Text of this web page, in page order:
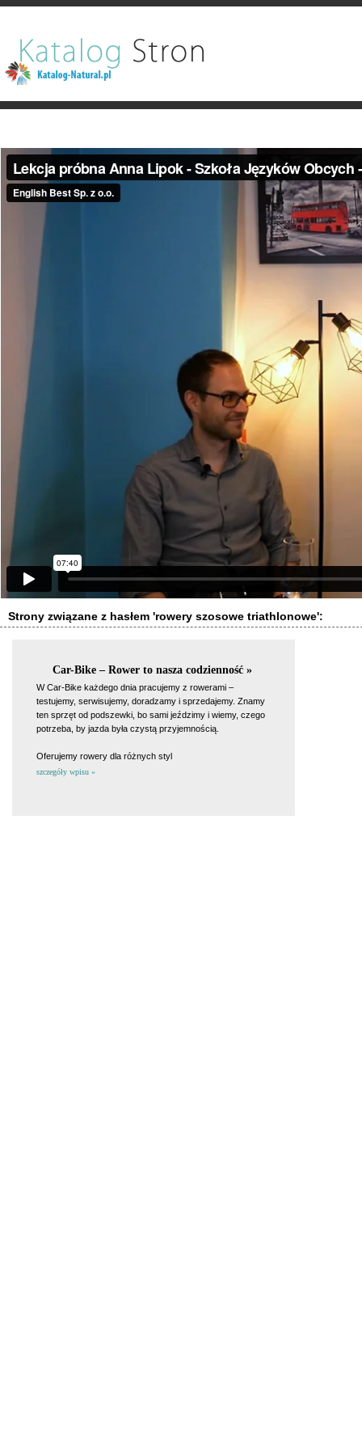
Strony związane z hasłem 'rowery szosowe triathlonowe':
Car-Bike – Rower to nasza codzienność »
W Car-Bike każdego dnia pracujemy z rowerami –
testujemy, serwisujemy, doradzamy i sprzedajemy. Znamy
ten sprzęt od podszewki, bo sami jeździmy i wiemy, czego
potrzeba, by jazda była czystą przyjemnością.
Oferujemy rowery dla różnych styl
szczegóły wpisu »